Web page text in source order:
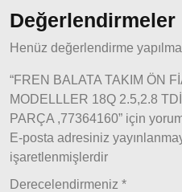
Modeller
Ducato
Model
ve Üstü
Tipo
Uno
Değerlendirmeler
Henüz değerlendirme
“FREN BALATA TAKIM ÖN
MODELLLER 18Q 2.5,2.8
PARÇA ,77364160” için
E-posta adresiniz
işaretlenmişlerdir
Derecelendirmeniz *